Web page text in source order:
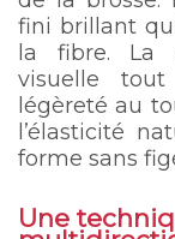
fini brillant
la fibre. La
visuelle
légèreté au
l’élasticité
forme sans
Une